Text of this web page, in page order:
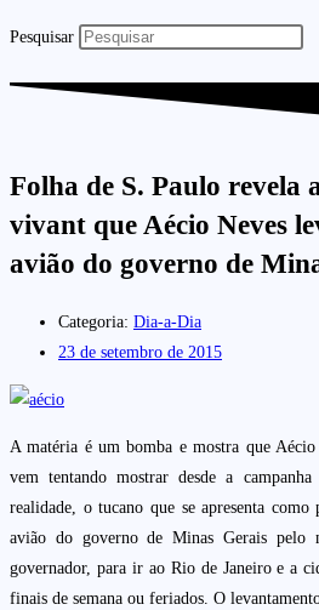
Pesquisar
Folha de S. Paulo revela
vivant que Aécio Neves
avião do governo de
Categoria: Dia-a-Dia
23 de setembro de 2015
A matéria é um bomba e mostra que
vem tentando mostrar desde a
realidade, o tucano que se apresenta
avião do governo de Minas Gerais pelo
governador, para ir ao Rio de Janeiro e a
finais de semana ou feriados. O